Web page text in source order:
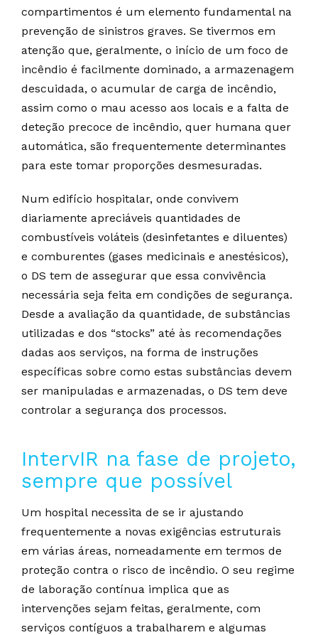
compartimentos é um elemento fundamental na
prevenção de sinistros graves. Se tivermos em
atenção que, geralmente, o início de um foco de
incêndio é facilmente dominado, a armazenagem
descuidada, o acumular de carga de incêndio,
assim como o mau acesso aos locais e a falta de
deteção precoce de incêndio, quer humana quer
automática, são frequentemente determinantes
para este tomar proporções desmesuradas.
Num edifício hospitalar, onde convivem
diariamente apreciáveis quantidades de
combustíveis voláteis (desinfetantes e diluentes)
e comburentes (gases medicinais e anestésicos),
o DS tem de assegurar que essa convivência
necessária seja feita em condições de segurança.
Desde a avaliação da quantidade, de substâncias
utilizadas e dos “stocks” até às recomendações
dadas aos serviços, na forma de instruções
específicas sobre como estas substâncias devem
ser manipuladas e armazenadas, o DS tem deve
controlar a segurança dos processos.
IntervIR na fase de projeto,
sempre que possível
Um hospital necessita de se ir ajustando
frequentemente a novas exigências estruturais
em várias áreas, nomeadamente em termos de
proteção contra o risco de incêndio. O seu regime
de laboração contínua implica que as
intervenções sejam feitas, geralmente, com
serviços contíguos a trabalharem e algumas